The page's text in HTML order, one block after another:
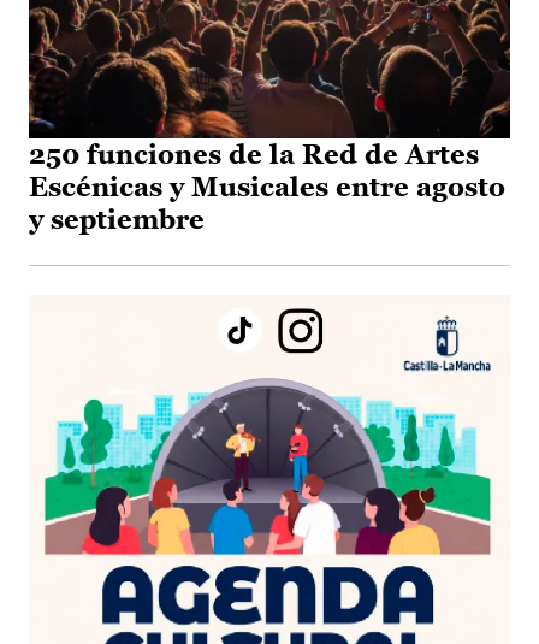
250 funciones de la Red de Artes
Escénicas y Musicales entre agosto
y septiembre